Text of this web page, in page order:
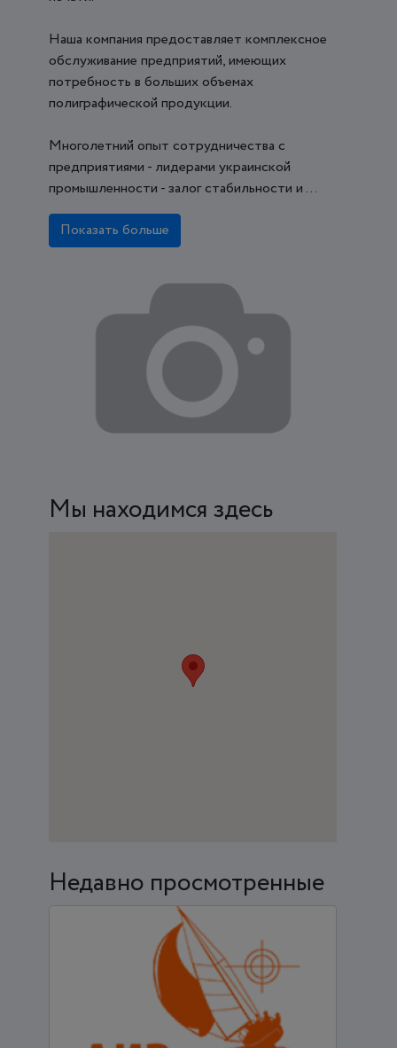
Наша компания предоставляет комплексное
обслуживание предприятий, имеющих
потребность в больших объемах
полиграфической продукции.
Многолетний опыт сотрудничества с
предприятиями - лидерами украинской
промышленности - залог стабильности и ...
Показать больше
Мы находимся здесь
Недавно просмотренные